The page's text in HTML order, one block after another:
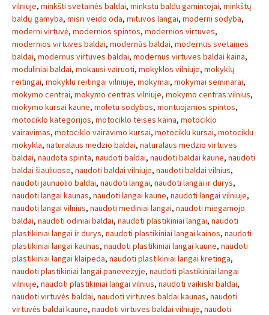
vilniuje, minkšti svetainės baldai, minkstu baldu gamintojai, minkštų
baldų gamyba, misri veido oda, mituvos langai, moderni sodyba,
moderni virtuvė, modernios spintos, modernios virtuves,
modernios virtuves baldai, modernūs baldai, modernus svetaines
baldai, modernus virtuves baldai, modernus virtuves baldai kaina,
moduliniai baldai, mokausi vairuoti, mokyklos vilniuje, mokyklų
reitingai, mokyklu reitingai vilniuje, mokymai, mokymai seminarai,
mokymo centrai, mokymo centras vilniuje, mokymo centras vilnius,
mokymo kursai kaune, moletu sodybos, montuojamos spintos,
motociklo kategorijos, motociklo teises kaina, motociklo
vairavimas, motociklo vairavimo kursai, motociklu kursai, motociklu
mokykla, naturalaus medzio baldai, naturalaus medzio virtuves
baldai, naudota spinta, naudoti baldai, naudoti baldai kaune, naudoti
baldai šiauliuose, naudoti baldai vilniuje, naudoti baldai vilnius,
naudoti jaunuolio baldai, naudoti langai, naudoti langai ir durys,
naudoti langai kaunas, naudoti langai kaune, naudoti langai vilniuje,
naudoti langai vilnius, naudoti mediniai langai, naudoti miegamojo
baldai, naudoti odiniai baldai, naudoti plastikiniai langai, naudoti
plastikiniai langai ir durys, naudoti plastikiniai langai kainos, naudoti
plastikiniai langai kaunas, naudoti plastikiniai langai kaune, naudoti
plastikiniai langai klaipeda, naudoti plastikiniai langai kretinga,
naudoti plastikiniai langai panevezyje, naudoti plastikiniai langai
vilniuje, naudoti plastikiniai langai vilnius, naudoti vaikiski baldai,
naudoti virtuvės baldai, naudoti virtuves baldai kaunas, naudoti
virtuvės baldai kaune, naudoti virtuves baldai vilniuje, naudoti